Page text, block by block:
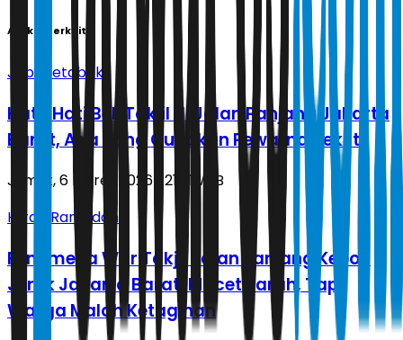
Artikel Terkait
Jabodetabek
Hati-Hati Beli Takjil di Jalan Panjang Jakarta
Barat, Ada yang Gunakan Pewarna Tekstil
Jumat, 6 Maret 2026 | 21.51 WIB
Hijrah Ramadan
Fenomena War Takjil Jalan Panjang Kebon
Jeruk Jakarta Barat: Macet Parah, Tapi
Warga Malah Ketagihan